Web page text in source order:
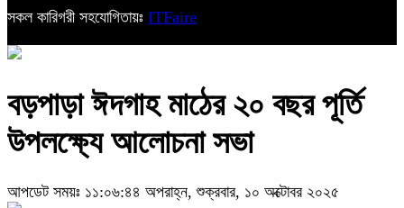
সকল কারিগরী সহযোগিতায়ঃ ITFaire
‎বড়পাড়া ঈদগাহ মাঠের ২০ বছর পূর্তি
উপলক্ষ্যে আলোচনা সভা
আপডেট সময়ঃ ১১:০৬:৪৪ অপরাহ্ন, শুক্রবার, ১০ অক্টোবর ২০২৫